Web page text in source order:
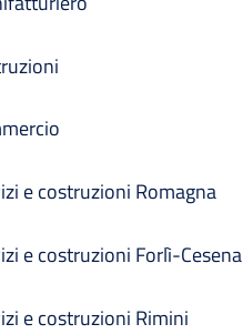
e costruzioni Romagna
e costruzioni Forlì-Cesena
e costruzioni Rimini